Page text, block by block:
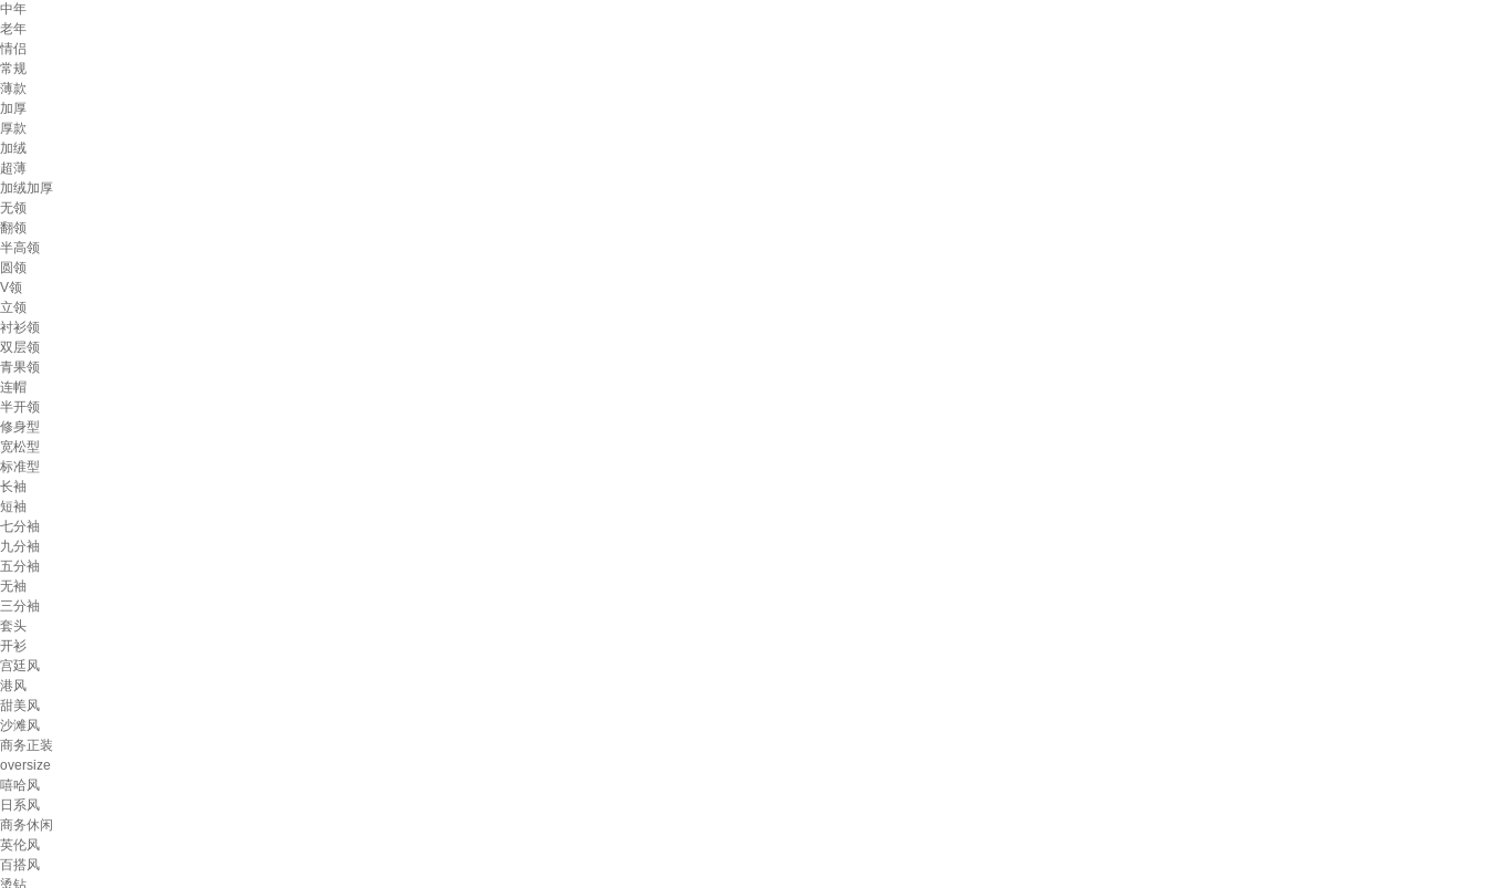
中年
老年
情侣
常规
薄款
加厚
厚款
加绒
超薄
加绒加厚
无领
翻领
半高领
圆领
V领
立领
衬衫领
双层领
青果领
连帽
半开领
修身型
宽松型
标准型
长袖
短袖
七分袖
九分袖
五分袖
无袖
三分袖
套头
开衫
宫廷风
港风
甜美风
沙滩风
商务正装
oversize
嘻哈风
日系风
商务休闲
英伦风
百搭风
烫钻